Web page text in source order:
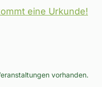
eine Urkunde!
vorhanden.